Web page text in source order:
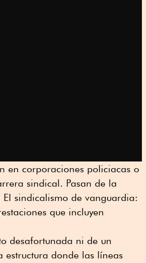
en corporaciones policiacas o
sindical. Pasan de la
sindicalismo de vanguardia:
que incluyen
desafortunada ni de un
estructura donde las líneas